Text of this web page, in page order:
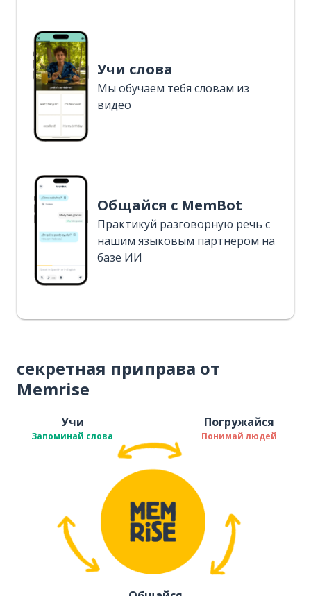
Учи слова
Мы обучаем тебя словам из
видео
Общайся с MemBot
Практикуй разговорную речь с
нашим языковым партнером на
базе ИИ
секретная приправа от
Memrise
Учи
Запоминай слова
Погружайся
Понимай людей